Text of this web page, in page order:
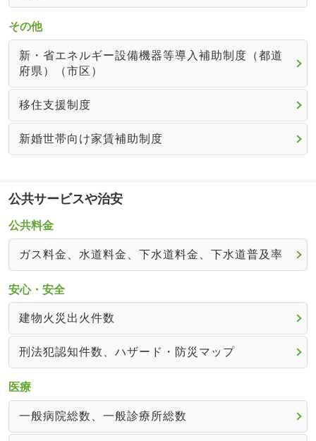
その他
新・省エネルギー設備機器等導入補助制度（都道
府県）（市区）
移住支援制度
新婚世帯向け家賃補助制度
公共サービスや治安
公共料金
ガス料金、水道料金、下水道料金、下水道普及率
安心・安全
建物火災出火件数
刑法犯認知件数、ハザード・防災マップ
医療
一般病院総数、一般診療所総数